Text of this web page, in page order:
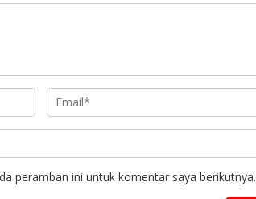
peramban ini untuk komentar saya berikutnya.